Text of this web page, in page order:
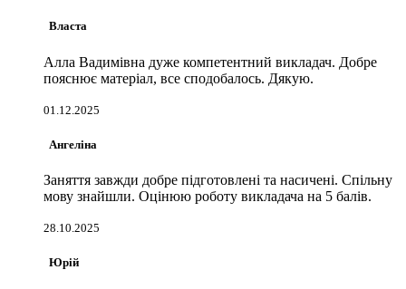
Власта
Алла Вадимівна дуже компетентний викладач. Добре
пояснює матеріал, все сподобалось. Дякую.
01.12.2025
Ангеліна
Заняття завжди добре підготовлені та насичені. Спільну
мову знайшли. Оцінюю роботу викладача на 5 балів.
28.10.2025
Юрій